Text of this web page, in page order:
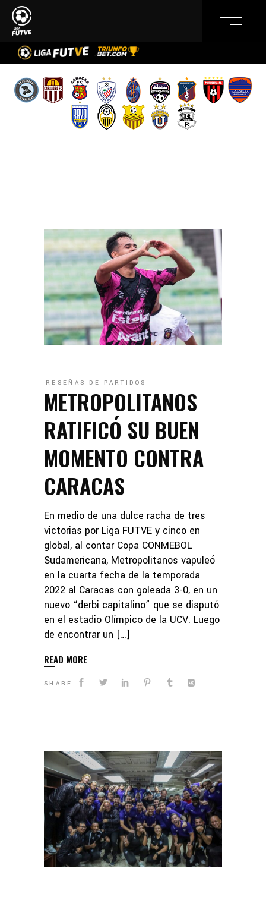
RESEÑAS DE PARTIDOS
METROPOLITANOS
RATIFICÓ SU BUEN
MOMENTO CONTRA
CARACAS
En medio de una dulce racha de tres
victorias por Liga FUTVE y cinco en
global, al contar Copa CONMEBOL
Sudamericana, Metropolitanos vapuleó
en la cuarta fecha de la temporada
2022 al Caracas con goleada 3-0, en un
nuevo “derbi capitalino” que se disputó
en el estadio Olímpico de la UCV. Luego
de encontrar un […]
READ MORE
SHARE